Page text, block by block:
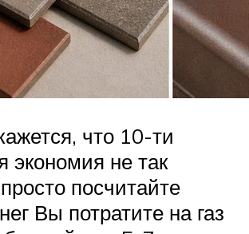
что 10-ти
экономия не так
посчитайте
Вы потратите на газ